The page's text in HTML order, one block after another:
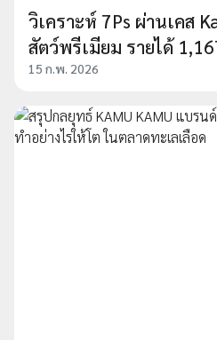
วิเคราะห์ 7Ps ผ่านเคส
สัตว์พรีเมียม รายได้
15 ก.พ. 2026